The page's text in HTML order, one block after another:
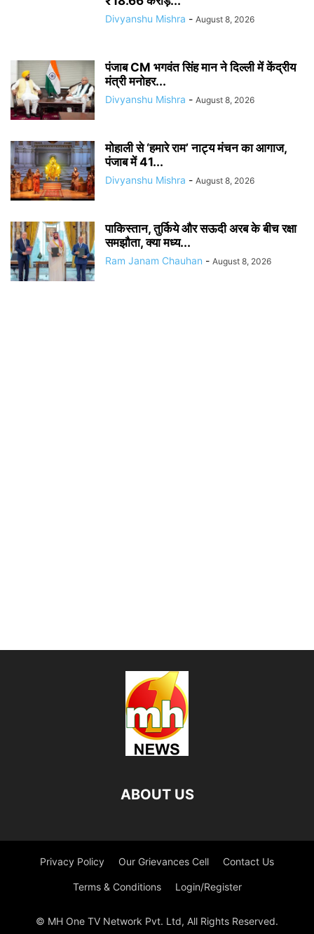
Divyanshu Mishra - August 8, 2026
पंजाब CM भगवंत सिंह मान ने दिल्ली में केंद्रीय
मंत्री मनोहर...
Divyanshu Mishra - August 8, 2026
मोहाली से ‘हमारे राम’ नाट्य मंचन का आगाज,
पंजाब में 41...
Divyanshu Mishra - August 8, 2026
पाकिस्तान, तुर्किये और सऊदी अरब के बीच रक्षा
समझौता, क्या मध्य...
Ram Janam Chauhan - August 8, 2026
ABOUT US
Privacy Policy Our Grievances Cell Contact Us
Terms & Conditions Login/Register
© MH One TV Network Pvt. Ltd, All Rights Reserved.